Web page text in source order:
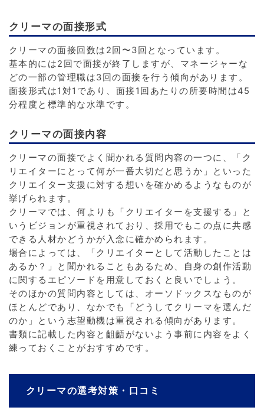
クリーマの面接形式
クリーマの面接回数は2回〜3回となっています。
基本的には2回で面接が終了しますが、マネージャーな
どの一部の管理職は3回の面接を行う傾向があります。
面接形式は1対1であり、面接1回あたりの所要時間は45
分程度と標準的な水準です。
クリーマの面接内容
クリーマの面接でよく聞かれる質問内容の一つに、「ク
リエイターにとって何が一番大切だと思うか」といった
クリエイター支援に対する想いを確かめるようなものが
挙げられます。
クリーマでは、何よりも「クリエイターを支援する」と
いうビジョンが重視されており、採用でもこの点に共感
できる人材かどうかが入念に確かめられます。
場合によっては、「クリエイターとして活動したことは
あるか？」と聞かれることもあるため、自身の創作活動
に関するエピソードを用意しておくと良いでしょう。
そのほかの質問内容としては、オーソドックスなものが
ほとんどであり、なかでも「どうしてクリーマを選んだ
のか」という志望動機は重視される傾向があります。
書類に記載した内容と齟齬がないよう事前に内容をよく
練っておくことがおすすめです。
クリーマの選考対策・口コミ